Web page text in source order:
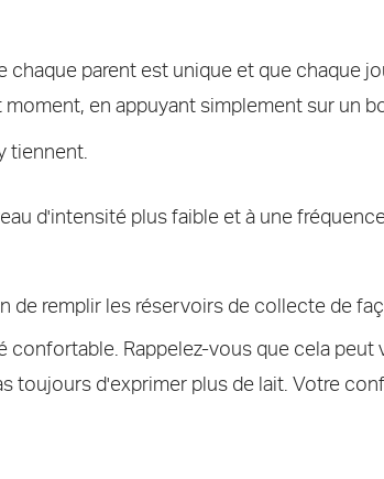
parent est unique et que chaque
en appuyant simplement sur un
tiennent.
d'intensité plus faible et à une
de remplir les réservoirs de collecte de
Rappelez-vous que cela peut
toujours d'exprimer plus de lait. Votre